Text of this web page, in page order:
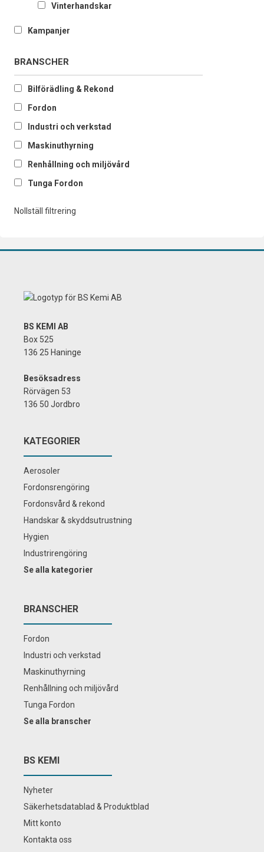
Vinterhandskar
Kampanjer
BRANSCHER
Bilförädling & Rekond
Fordon
Industri och verkstad
Maskinuthyrning
Renhållning och miljövård
Tunga Fordon
Nollställ filtrering
BS KEMI AB
Box 525
136 25 Haninge
Besöksadress
Rörvägen 53
136 50 Jordbro
KATEGORIER
Aerosoler
Fordonsrengöring
Fordonsvård & rekond
Handskar & skyddsutrustning
Hygien
Industrirengöring
Se alla kategorier
BRANSCHER
Fordon
Industri och verkstad
Maskinuthyrning
Renhållning och miljövård
Tunga Fordon
Se alla branscher
BS KEMI
Nyheter
Säkerhetsdatablad & Produktblad
Mitt konto
Kontakta oss